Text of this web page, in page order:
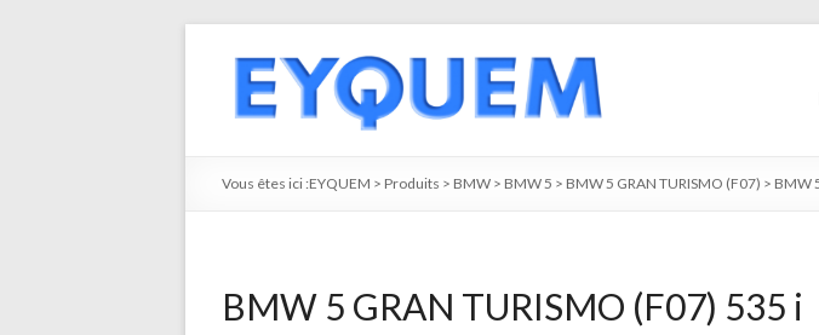
Vous êtes ici :EYQUEM > Produits > BMW > BMW 5 > BMW 5 GRAN TURISMO (F07) > BMW
BMW 5 GRAN TURISMO (F07) 535 i